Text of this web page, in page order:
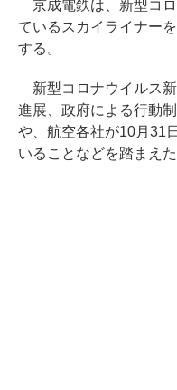
京成電鉄は、新型コ
ているスカイライナー
する。
新型コロナウイルス
進展、政府による行動
や、航空各社が10月31
いることなどを踏まえた